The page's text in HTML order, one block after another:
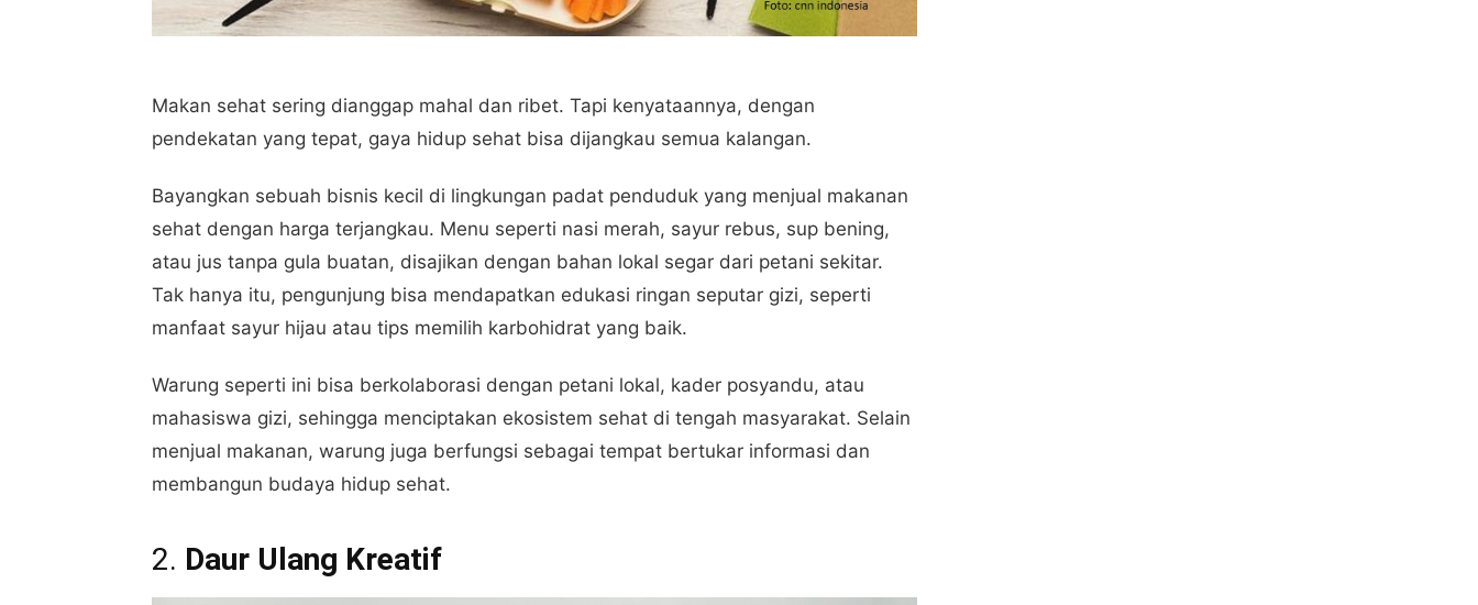
Makan sehat sering dianggap mahal dan ribet. Tapi kenyataannya, dengan
pendekatan yang tepat, gaya hidup sehat bisa dijangkau semua kalangan.
Bayangkan sebuah bisnis kecil di lingkungan padat penduduk yang menjual makanan
sehat dengan harga terjangkau. Menu seperti nasi merah, sayur rebus, sup bening,
atau jus tanpa gula buatan, disajikan dengan bahan lokal segar dari petani sekitar.
Tak hanya itu, pengunjung bisa mendapatkan edukasi ringan seputar gizi, seperti
manfaat sayur hijau atau tips memilih karbohidrat yang baik.
Warung seperti ini bisa berkolaborasi dengan petani lokal, kader posyandu, atau
mahasiswa gizi, sehingga menciptakan ekosistem sehat di tengah masyarakat. Selain
menjual makanan, warung juga berfungsi sebagai tempat bertukar informasi dan
membangun budaya hidup sehat.
2. Daur Ulang Kreatif